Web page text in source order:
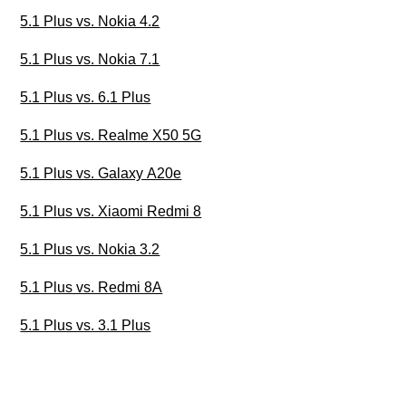
5.1 Plus vs. Nokia 4.2
5.1 Plus vs. Nokia 7.1
5.1 Plus vs. 6.1 Plus
5.1 Plus vs. Realme X50 5G
5.1 Plus vs. Galaxy A20e
5.1 Plus vs. Xiaomi Redmi 8
5.1 Plus vs. Nokia 3.2
5.1 Plus vs. Redmi 8A
5.1 Plus vs. 3.1 Plus